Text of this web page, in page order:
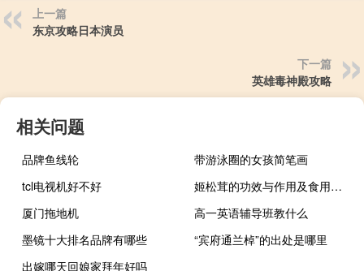
上一篇
东京攻略日本演员
下一篇
英雄毒神殿攻略
相关问题
品牌鱼线轮
带游泳圈的女孩简笔画
tcl电视机好不好
姬松茸的功效与作用及食用方法（姬松茸的功效与作用）
厦门拖地机
高一英语辅导班教什么
墨镜十大排名品牌有哪些
“宾府通兰棹”的出处是哪里
出嫁哪天回娘家拜年好吗